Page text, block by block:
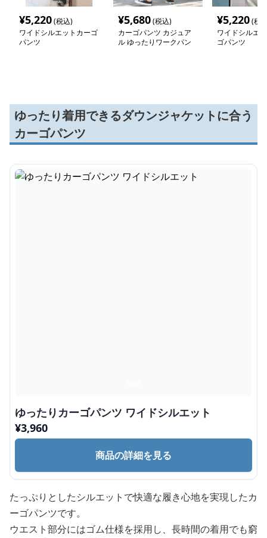
¥5,220(税込)
ワイドシルエットカーゴ
パンツ
¥5,680(税込)
カーゴパンツ カジュア
ル ゆったりワークパン
¥5,220(税
ワイドシルエ
ゴパンツ
ゆったり着用できるダウンジャケットに合う
カーゴパンツ
ゆったりカーゴパンツ ワイドシルエット
¥3,960
商品の詳細を見る
たっぷりとしたシルエットで快適な履き心地を実現したカ
ーゴパンツです。
ウエスト部分にはゴム仕様を採用し、長時間の着用でも窮